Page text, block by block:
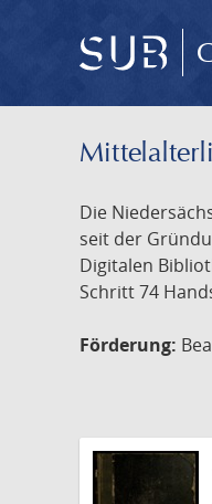
Die
seit der
Digitalen
Schritt 74
Förderung: